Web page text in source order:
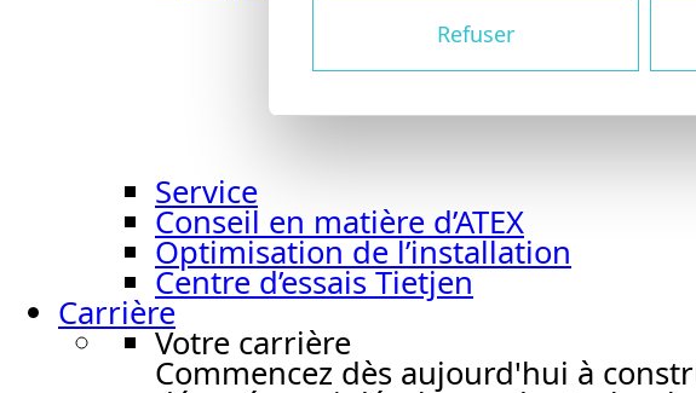
Refuser
Service
Conseil en matière d’ATEX
Optimisation de l’installation
Centre d’essais Tietjen
Carrière
Votre carrière
Commencez dès aujourd'hui à